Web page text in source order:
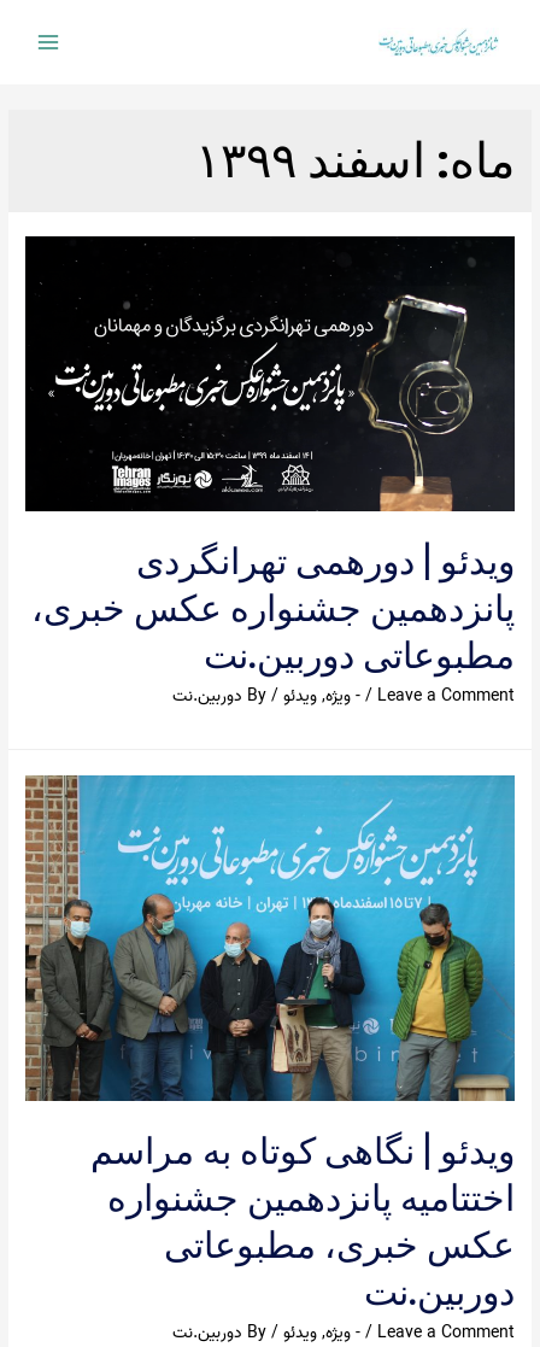
content
Main
ماه: اسفند ۱۳۹۹
ویدئو | دورهمی تهرانگردی
پانزدهمین جشنواره عکس خبری،
مطبوعاتی دوربین.نت
Leave a Comment
/- ویژه,ویدئو/ By دوربین.نت
ویدئو | نگاهی کوتاه به مراسم
اختتامیه پانزدهمین جشنواره
عکس خبری، مطبوعاتی
دوربین.نت
Leave a Comment
/- ویژه,ویدئو/ By دوربین.نت